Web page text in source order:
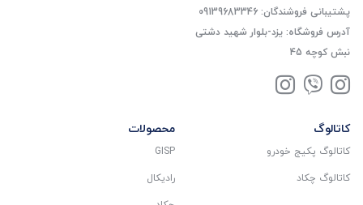
پشتیبانی فروشندگان: 09139683346
آدرس فروشگاه: یزد-بلوار شهید دشتی
نبش کوچه 45
کاتالوگ
کاتالوگ پکیج خودرو
کاتالوگ چکاد
محصولات
GISP
رادیکال